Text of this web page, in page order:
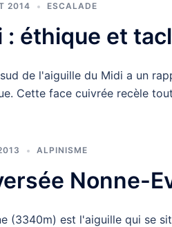
2014 ESCALADE
: éthique et
de l'aiguille du Midi a un
Cette face cuivrée recèle
ALPINISME
Nonne-
(3340m) est l'aiguille qui se